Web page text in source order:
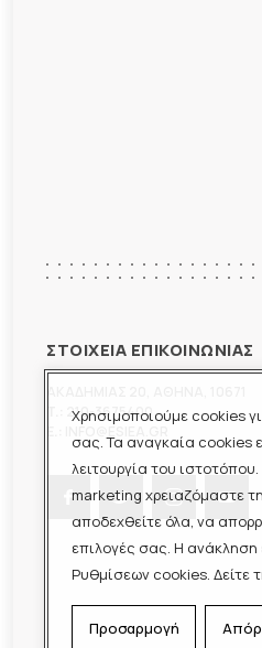
Χρησιμοποιούμε cookies
σας. Τα αναγκαία cookies
λειτουργία του
marketing χρειαζόμαστε
αποδεχθείτε όλα, να
επιλογές σας. Η
Ρυθμίσεων cookies. Δείτε
Προσαρμογή
ΣΤΟΙΧΕΙΑ ΕΠΙΚΟΙΝΩΝΙΑΣ
210-3675400